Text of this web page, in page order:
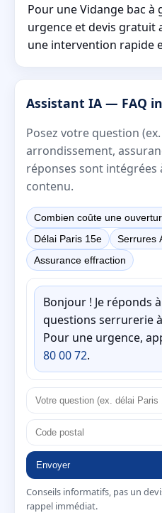
Pour une Vidange bac à
urgence et devis gratuit
une intervention rapide
Assistant IA — FAQ
Posez votre question
arrondissement,
réponses sont intégrées
contenu.
Combien coûte une
Délai Paris 15e
Serrures
Assurance effraction
Bonjour ! Je réponds
questions serrurerie
Pour une urgence,
80 00 72.
Envoyer
Conseils informatifs, pas un
rappel immédiat.